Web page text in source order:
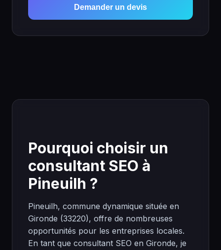
Demander un devis
Pourquoi choisir un
consultant SEO à
Pineuilh ?
Pineuilh, commune dynamique située en
Gironde (33220), offre de nombreuses
opportunités pour les entreprises locales.
En tant que consultant SEO en Gironde, je